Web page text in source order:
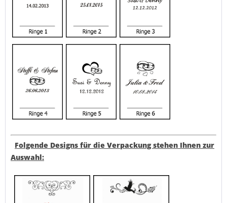
Folgende Designs für die Verpackung stehen Ihnen zur
Auswahl: